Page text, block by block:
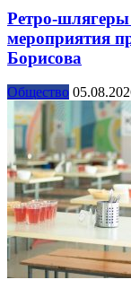
Ретро-шлягеры
мероприятия
Борисова
Общество